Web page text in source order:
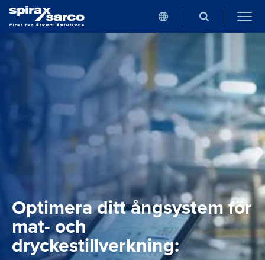
Optimera ditt ångsystem för
mat- och
dryckestillverkning: